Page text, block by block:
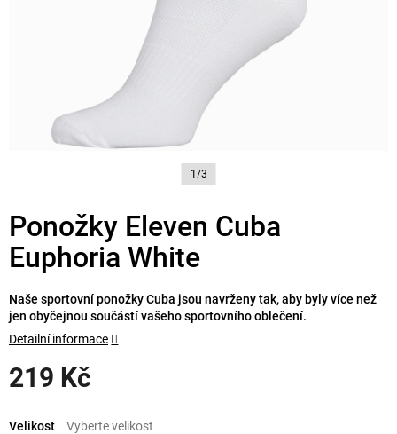
1/3
Ponožky Eleven Cuba
Euphoria White
219 Kč
cena:
Velikost
Naše sportovní ponožky Cuba jsou navrženy tak, aby byly více než
jen obyčejnou součástí vašeho sportovního oblečení.
Detailní informace